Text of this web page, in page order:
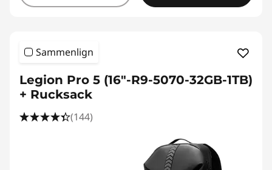
Sammenlign
Legion Pro 5 (16"-R9-5070-32GB-1TB)
+ Rucksack
(144)